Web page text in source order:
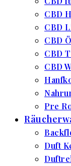
CBD
CBD
CBD
CBD
CBD
Pre
Duft